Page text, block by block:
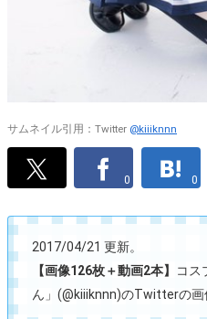
サムネイル引用：Twitter @kiiiknnn
0 0
2017/04/21 更新。
【画像126枚＋動画2本】
コス
ん」(@kiiiknnn)のTwitterの画